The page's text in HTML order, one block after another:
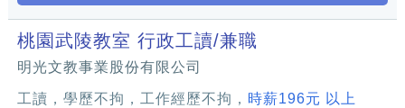
桃園武陵教室 行政工讀/兼職
明光文教事業股份有限公司
工讀，學歷不拘，工作經歷不拘， 時薪196元 以上